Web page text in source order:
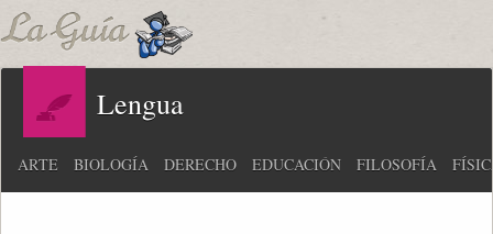
Lengua
ARTE BIOLOGÍA DERECHO EDUCACIÓN FILOSOFÍA